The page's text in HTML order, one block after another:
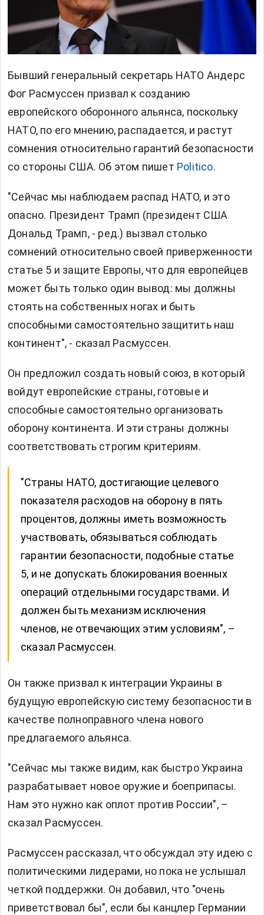
Бывший генеральный секретарь НАТО Андерс
Фог Расмуссен призвал к созданию
европейского оборонного альянса, поскольку
НАТО, по его мнению, распадается, и растут
сомнения относительно гарантий безопасности
со стороны США. Об этом пишет Politico.
"Сейчас мы наблюдаем распад НАТО, и это
опасно. Президент Трамп (президент США
Дональд Трамп, - ред.) вызвал столько
сомнений относительно своей приверженности
статье 5 и защите Европы, что для европейцев
может быть только один вывод: мы должны
стоять на собственных ногах и быть
способными самостоятельно защитить наш
континент", - сказал Расмуссен.
Он предложил создать новый союз, в который
войдут европейские страны, готовые и
способные самостоятельно организовать
оборону континента. И эти страны должны
соответствовать строгим критериям.
"Страны НАТО, достигающие целевого
показателя расходов на оборону в пять
процентов, должны иметь возможность
участвовать, обязываться соблюдать
гарантии безопасности, подобные статье
5, и не допускать блокирования военных
операций отдельными государствами. И
должен быть механизм исключения
членов, не отвечающих этим условиям", –
сказал Расмуссен.
Он также призвал к интеграции Украины в
будущую европейскую систему безопасности в
качестве полноправного члена нового
предлагаемого альянса.
"Сейчас мы также видим, как быстро Украина
разрабатывает новое оружие и боеприпасы.
Нам это нужно как оплот против России", –
сказал Расмуссен.
Расмуссен рассказал, что обсуждал эту идею с
политическими лидерами, но пока не услышал
четкой поддержки. Он добавил, что "очень
приветствовал бы", если бы канцлер Германии